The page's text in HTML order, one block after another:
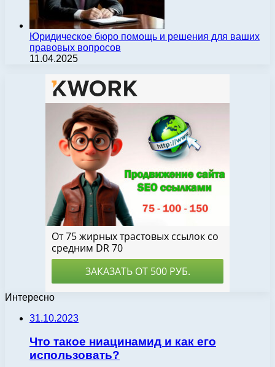
Юридическое бюро помощь и решения для ваших
правовых вопросов
11.04.2025
Интересно
31.10.2023
Что такое ниацинамид и как его
использовать?